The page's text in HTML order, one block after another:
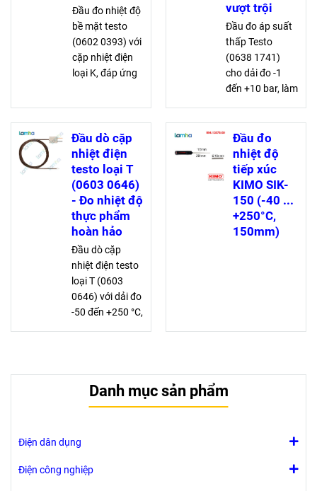
Đầu đo nhiệt độ
bề mặt testo
(0602 0393) với
cặp nhiệt điện
loại K, đáp ứng
+500°C, phù
hợp cho mọi bề
mặt từ không
bằng phẳng
đến phức tạp
vượt trội
Đầu đo áp suất
thấp Testo
(0638 1741)
cho dải đo -1
đến +10 bar, làm
không gỉ bền bỉ.
Độ chính xác
±1% của fsv và
khả năng chịu
quá tải 25 bar.
Hoạt động từ
-40 đến +100°C
Đầu dò cặp
nhiệt điện
testo loại T
(0603 0646)
- Đo nhiệt độ
thực phẩm
hoàn hảo
Đầu dò cặp
nhiệt điện testo
loại T (0603
0646) với dải đo
-50 đến +250 °C,
HACCP, lý tưởng
đo nhiệt độ thực
phẩm trong lò
Đầu đo
nhiệt độ
tiếp xúc
KIMO SIK-
150 (-40 ...
+250°C,
150mm)
Danh mục sản phẩm
Điện dân dụng
Điện công nghiệp